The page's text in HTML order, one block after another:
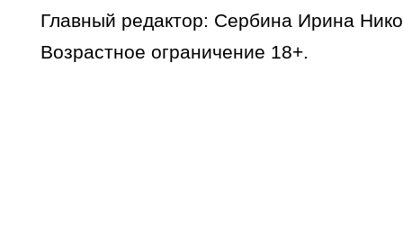
Главный редактор: Сербина Ирина
Возрастное ограничение 18+.